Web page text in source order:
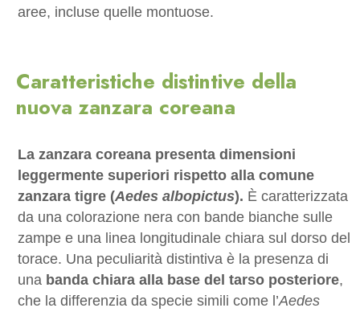
aree, incluse quelle montuose.
Caratteristiche distintive della
nuova zanzara coreana
La zanzara coreana presenta dimensioni
leggermente superiori rispetto alla comune
zanzara tigre (Aedes albopictus). È caratterizzata
da una colorazione nera con bande bianche sulle
zampe e una linea longitudinale chiara sul dorso del
torace. Una peculiarità distintiva è la presenza di
una banda chiara alla base del tarso posteriore,
che la differenzia da specie simili come l’Aedes